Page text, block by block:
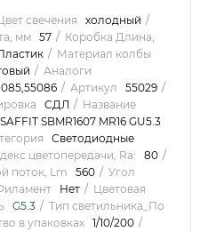
свечения
холодный
мм 57
Коробка Длина,
Материал колбы
Аналоги
Артикул
55029
СДЛ
Название
SBMR1607 MR16 GU5.3
Светодиодные
цветопередачи, Ra:
80
поток, Lm 560
Угол
Нет
Цветовая
G5.3
Тип светильника_По
в упаковках 1/10/200